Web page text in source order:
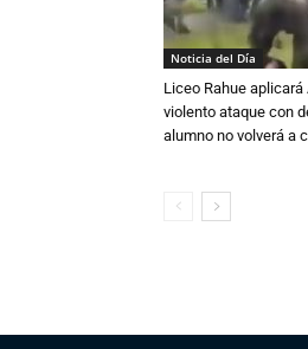
Noticia del Día
Liceo Rahue aplicará
violento ataque con
alumno no volverá a